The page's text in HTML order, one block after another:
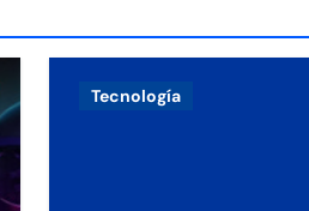
Tecnología